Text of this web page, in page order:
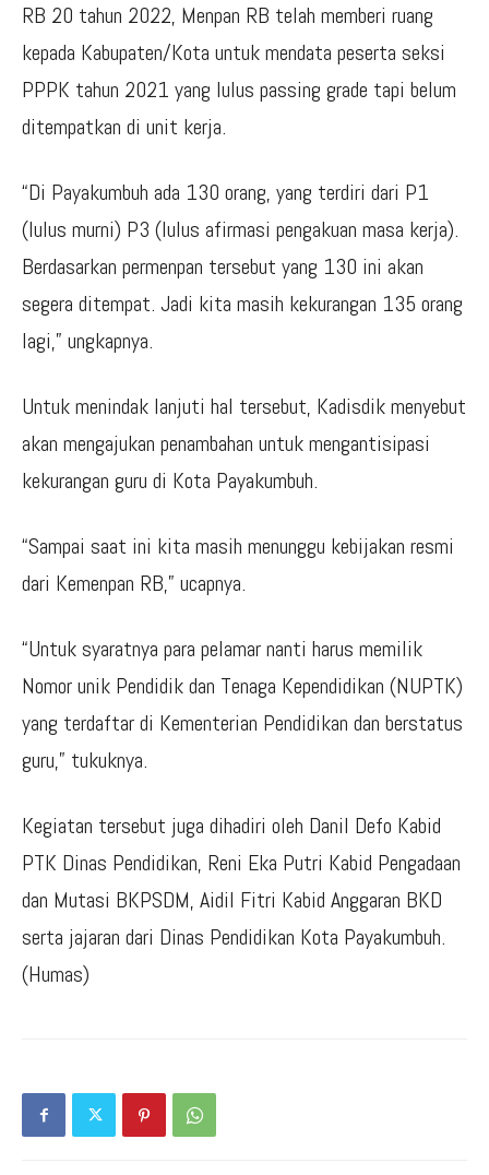
RB 20 tahun 2022, Menpan RB telah memberi ruang
kepada Kabupaten/Kota untuk mendata peserta seksi
PPPK tahun 2021 yang lulus passing grade tapi belum
ditempatkan di unit kerja.
“Di Payakumbuh ada 130 orang, yang terdiri dari P1
(lulus murni) P3 (lulus afirmasi pengakuan masa kerja).
Berdasarkan permenpan tersebut yang 130 ini akan
segera ditempat. Jadi kita masih kekurangan 135 orang
lagi,” ungkapnya.
Untuk menindak lanjuti hal tersebut, Kadisdik menyebut
akan mengajukan penambahan untuk mengantisipasi
kekurangan guru di Kota Payakumbuh.
“Sampai saat ini kita masih menunggu kebijakan resmi
dari Kemenpan RB,” ucapnya.
“Untuk syaratnya para pelamar nanti harus memilik
Nomor unik Pendidik dan Tenaga Kependidikan (NUPTK)
yang terdaftar di Kementerian Pendidikan dan berstatus
guru,” tukuknya.
Kegiatan tersebut juga dihadiri oleh Danil Defo Kabid
PTK Dinas Pendidikan, Reni Eka Putri Kabid Pengadaan
dan Mutasi BKPSDM, Aidil Fitri Kabid Anggaran BKD
serta jajaran dari Dinas Pendidikan Kota Payakumbuh.
(Humas)